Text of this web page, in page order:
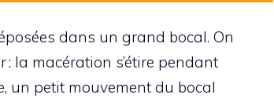
dans un grand bocal. On
: la macération s’étire pendant
un petit mouvement du bocal